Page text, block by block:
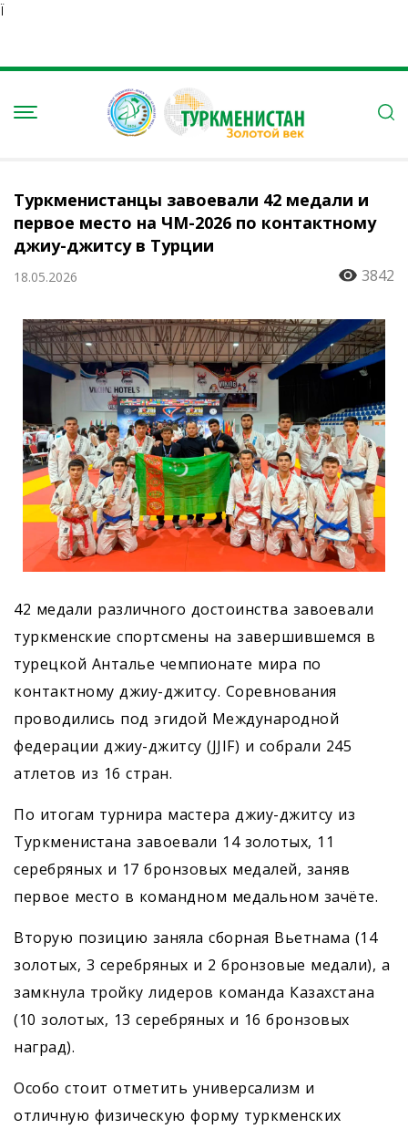
Ï
Туркменистанцы завоевали 42 медали и
первое место на ЧМ-2026 по контактному
джиу-джитсу в Турции
18.05.2026 3842
42 медали различного достоинства завоевали
туркменские спортсмены на завершившемся в
турецкой Анталье чемпионате мира по
контактному джиу-джитсу. Соревнования
проводились под эгидой Международной
федерации джиу-джитсу (JJIF) и собрали 245
атлетов из 16 стран.
По итогам турнира мастера джиу-джитсу из
Туркменистана завоевали 14 золотых, 11
серебряных и 17 бронзовых медалей, заняв
первое место в командном медальном зачёте.
Вторую позицию заняла сборная Вьетнама (14
золотых, 3 серебряных и 2 бронзовые медали), а
замкнула тройку лидеров команда Казахстана
(10 золотых, 13 серебряных и 16 бронзовых
наград).
Особо стоит отметить универсализм и
отличную физическую форму туркменских